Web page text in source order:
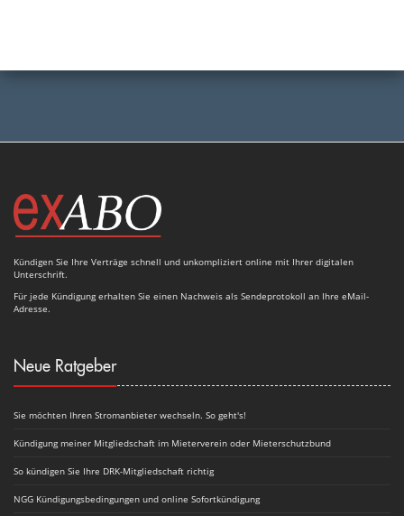
Kündigen Sie Ihre Verträge schnell und unkompliziert online mit Ihrer digitalen
Unterschrift.
Für jede Kündigung erhalten Sie einen Nachweis als Sendeprotokoll an Ihre eMail-
Adresse.
Neue Ratgeber
Sie möchten Ihren Stromanbieter wechseln. So geht's!
Kündigung meiner Mitgliedschaft im Mieterverein oder Mieterschutzbund
So kündigen Sie Ihre DRK-Mitgliedschaft richtig
NGG Kündigungsbedingungen und online Sofortkündigung